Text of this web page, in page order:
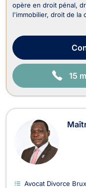
opère en droit pénal,
l'immobilier, droit de la
grande combativité d...
15
Avocat Divorce